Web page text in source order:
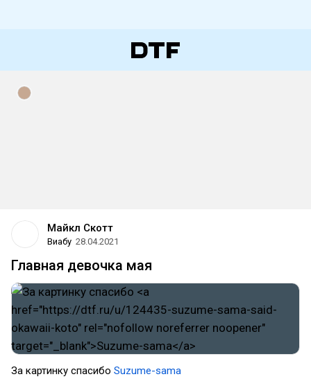
Майкл Скотт
Виабу 28.04.2021
Главная девочка мая
За картинку спасибо Suzume-sama